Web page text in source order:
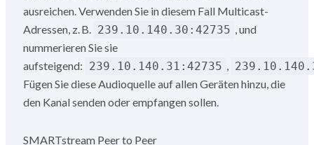
ausreichen. Verwenden Sie in diesem Fall Multicast-
Adressen, z. B.
239.10.140.30:42735
, und
nummerieren Sie sie
aufsteigend: 239.10.140.31:42735
Fügen Sie diese Audioquelle auf allen Geräten hinzu, die
den Kanal senden oder empfangen sollen.
SMARTstream Peer to Peer